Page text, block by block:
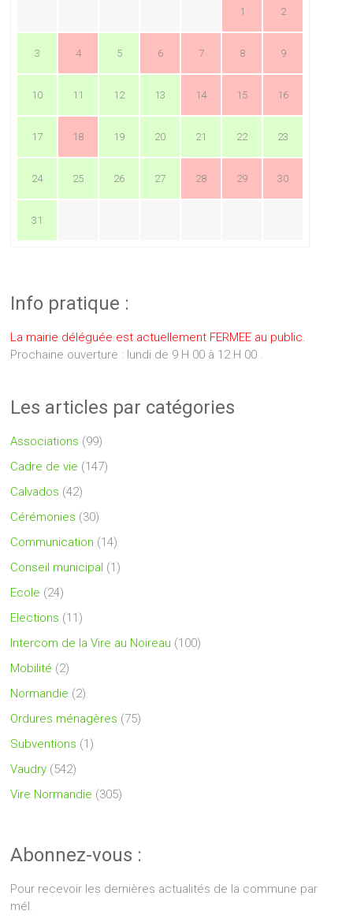
1 2
3 4 5 6 7 8 9
10 11 12 13 14 15 16
17 18 19 20 21 22 23
24 25 26 27 28 29 30
31
Info pratique :
La mairie déléguée est actuellement FERMEE au public.
Prochaine ouverture : lundi de 9 H 00 à 12 H 00 .
Les articles par catégories
Associations (99)
Cadre de vie (147)
Calvados (42)
Cérémonies (30)
Communication (14)
Conseil municipal (1)
Ecole (24)
Elections (11)
Intercom de la Vire au Noireau (100)
Mobilité (2)
Normandie (2)
Ordures ménagères (75)
Subventions (1)
Vaudry (542)
Vire Normandie (305)
Abonnez-vous :
Pour recevoir les dernières actualités de la commune par
mél.